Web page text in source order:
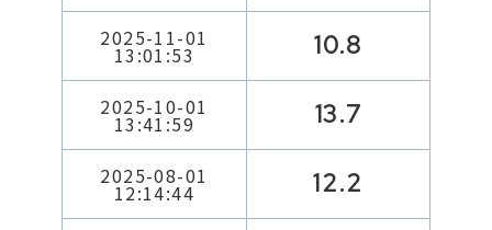
2025-11-01
13:01:53 10.8
2025-10-01
13:41:59 13.7
2025-08-01
12:14:44 12.2